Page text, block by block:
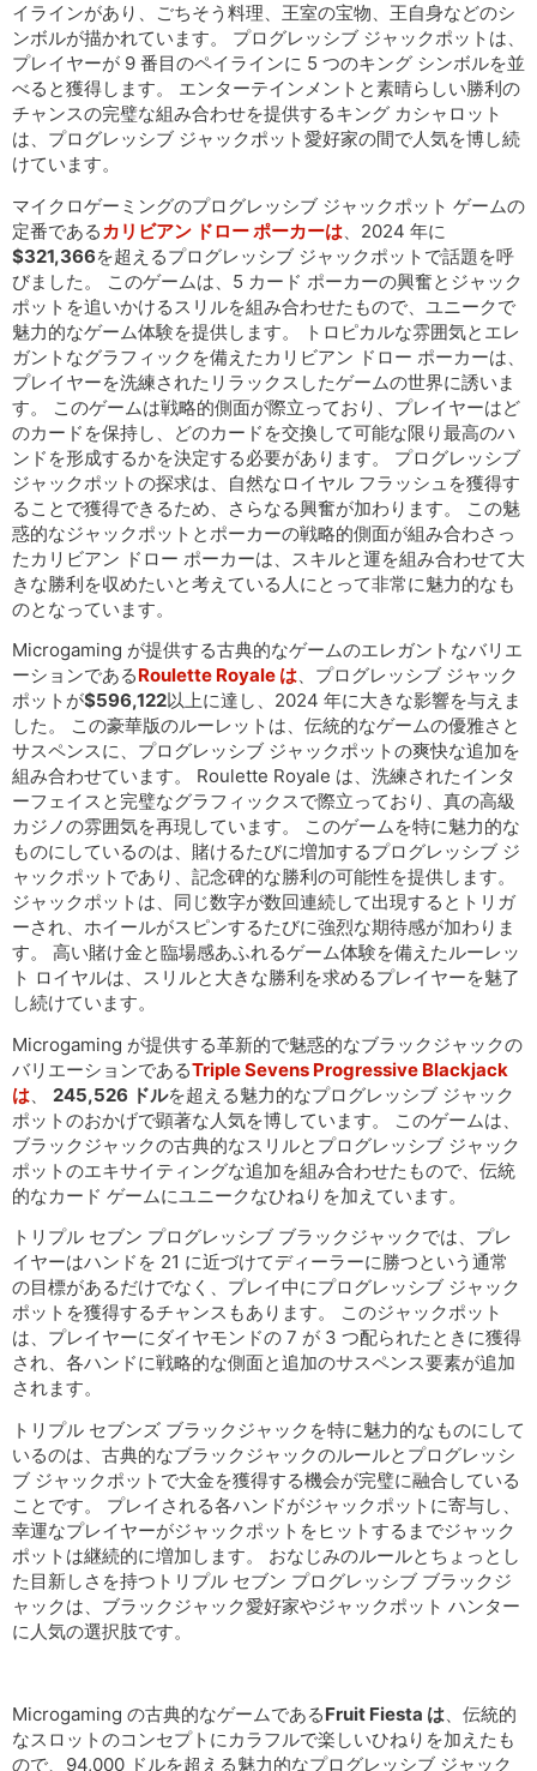
イラインがあり、ごちそう料理、王室の宝物、王自身などのシ
ンボルが描かれています。 プログレッシブ ジャックポットは、
プレイヤーが 9 番目のペイラインに 5 つのキング シンボルを並
べると獲得します。 エンターテインメントと素晴らしい勝利の
チャンスの完璧な組み合わせを提供するキング カシャロット
は、プログレッシブ ジャックポット愛好家の間で人気を博し続
けています。
マイクロゲーミングのプログレッシブ ジャックポット ゲームの
定番である カリビアン ドロー ポーカーは 、2024 年に
$321,366を超えるプログレッシブ ジャックポットで話題を呼
びました。 このゲームは、5 カード ポーカーの興奮とジャック
ポットを追いかけるスリルを組み合わせたもので、ユニークで
魅力的なゲーム体験を提供します。 トロピカルな雰囲気とエレ
ガントなグラフィックを備えたカリビアン ドロー ポーカーは、
プレイヤーを洗練されたリラックスしたゲームの世界に誘いま
す。 このゲームは戦略的側面が際立っており、プレイヤーはど
のカードを保持し、どのカードを交換して可能な限り最高のハ
ンドを形成するかを決定する必要があります。 プログレッシブ
ジャックポットの探求は、自然なロイヤル フラッシュを獲得す
ることで獲得できるため、さらなる興奮が加わります。 この魅
惑的なジャックポットとポーカーの戦略的側面が組み合わさっ
たカリビアン ドロー ポーカーは、スキルと運を組み合わせて大
きな勝利を収めたいと考えている人にとって非常に魅力的なも
のとなっています。
Microgaming が提供する古典的なゲームのエレガントなバリエ
ーションであるRoulette Royale は、プログレッシブ ジャック
ポットが$596,122以上に達し、2024 年に大きな影響を与えま
した。 この豪華版のルーレットは、伝統的なゲームの優雅さと
サスペンスに、プログレッシブ ジャックポットの爽快な追加を
組み合わせています。 Roulette Royale は、洗練されたインタ
ーフェイスと完璧なグラフィックスで際立っており、真の高級
カジノの雰囲気を再現しています。 このゲームを特に魅力的な
ものにしているのは、賭けるたびに増加するプログレッシブ ジ
ャックポットであり、記念碑的な勝利の可能性を提供します。
ジャックポットは、同じ数字が数回連続して出現するとトリガ
ーされ、ホイールがスピンするたびに強烈な期待感が加わりま
す。 高い賭け金と臨場感あふれるゲーム体験を備えたルーレッ
ト ロイヤルは、スリルと大きな勝利を求めるプレイヤーを魅了
し続けています。
Microgaming が提供する革新的で魅惑的なブラックジャックの
バリエーションであるTriple Sevens Progressive Blackjack
は
245,526 ドルを超える魅力的なプログレッシブ ジャック
ポットのおかげで顕著な人気を博しています。 このゲームは、
ブラックジャックの古典的なスリルとプログレッシブ ジャック
ポットのエキサイティングな追加を組み合わせたもので、伝統
的なカード ゲームにユニークなひねりを加えています。
トリプル セブン プログレッシブ ブラックジャックでは、プレ
イヤーはハンドを 21 に近づけてディーラーに勝つという通常
の目標があるだけでなく、プレイ中にプログレッシブ ジャック
ポットを獲得するチャンスもあります。 このジャックポット
は、プレイヤーにダイヤモンドの 7 が 3 つ配られたときに獲得
され、各ハンドに戦略的な側面と追加のサスペンス要素が追加
されます。
トリプル セブンズ ブラックジャックを特に魅力的なものにして
いるのは、古典的なブラックジャックのルールとプログレッシ
ブ ジャックポットで大金を獲得する機会が完璧に融合している
ことです。 プレイされる各ハンドがジャックポットに寄与し、
幸運なプレイヤーがジャックポットをヒットするまでジャック
ポットは継続的に増加します。 おなじみのルールとちょっとし
た目新しさを持つトリプル セブン プログレッシブ ブラックジ
ャックは、ブラックジャック愛好家やジャックポット ハンター
に人気の選択肢です。
Microgaming の古典的なゲームであるFruit Fiesta は 、伝統的
なスロットのコンセプトにカラフルで楽しいひねりを加えたも
ので、94,000 ドルを超える魅力的なプログレッシブ ジャック